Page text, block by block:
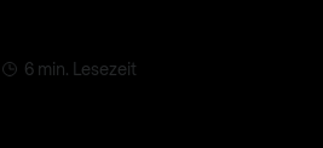
6 min. Lesezeit